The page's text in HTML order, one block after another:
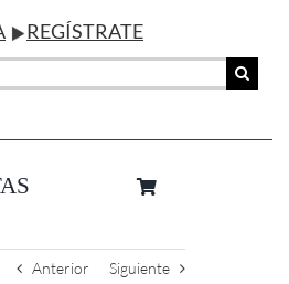
REGÍSTRATE
Anterior Siguiente